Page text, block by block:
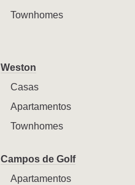
Townhomes
Weston
Casas
Apartamentos
Townhomes
Campos de Golf
Apartamentos